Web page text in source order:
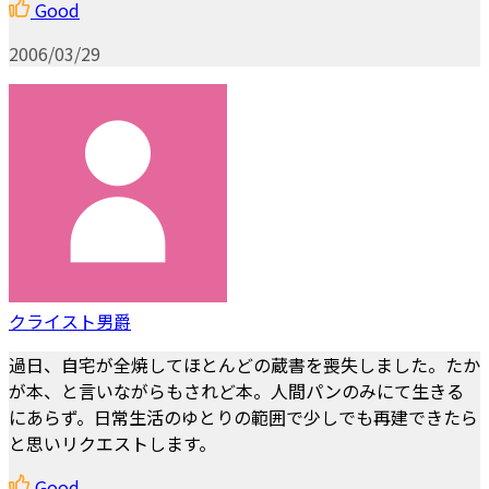
Good
2006/03/29
クライスト男爵
過日、自宅が全焼してほとんどの蔵書を喪失しました。たか
が本、と言いながらもされど本。人間パンのみにて生きる
にあらず。日常生活のゆとりの範囲で少しでも再建できたら
と思いリクエストします。